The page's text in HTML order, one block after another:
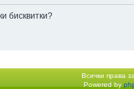
бисквитки?
Всички права
Powered by